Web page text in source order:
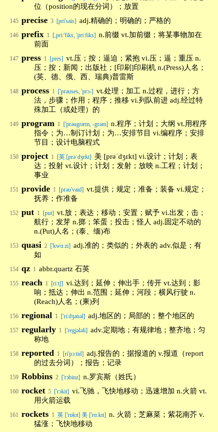
位（position的现在分词）；放置
145 precise 3 [pri'sais] adj.精确的；明确的；严格的
146 prefix 1 [,pri:'fiks, 'pri:fiks] n.前缀 vt.加前缀；将某事物加在
前面
147 press 1 [pres] vt.压；按；逼迫；紧抱 vi.压；逼；重压 n.
压；按；新闻；出版社；[印刷]印刷机 n.(Press)人名；
(英、德、俄、西、瑞典)普雷斯
148 process 1 ['prəuses, 'prɔ-] vt.处理；加工 n.过程，进行；方
法，步骤；作用；程序；推移 vi.列队前进 adj.经过特
殊加工（或处理）的
149 program 1 ['prəugræm, -grəm] n.程序；计划；大纲 vt.用程序
指令；为…制订计划；为…安排节目 vi.编程序；安排
节目；设计电脑程式
150 project 1 [英 [prəˈdʒekt] 美 [prəˈdʒɛkt] vi.设计；计划；表
达；投射 vt.设计；计划；发射；放映 n.工程；计划；
事业
151 provide 1 [prəu'vaid] vt.提供；规定；准备；装备 vi.规定；
抚养；作准备
152 put 1 [put] vt.放；表达；移动；安置；赋予 vi.出发；击；
航行；发芽 n.掷；笨蛋；投击；怪人 adj.固定不动的
n.(Put)人名；(泰、缅)布
153 quasi 2 ['kwɑːzi] adj.准的；类似的；外表的 adv.似是；有
如
154 qz 1 abbr.quartz 石英
155 reach 1 [ri:tʃ] vi.达到；延伸；伸出手；传开 vt.达到；影
响；抵达；伸出 n.范围；延伸；河段；横风行驶 n.
(Reach)人名；(柬)列
156 regional 1 ['ri:dʒənəl] adj.地区的；局部的；整个地区的
157 regularly 1 ['regjələli] adv.定期地；有规律地；整齐地；匀
称地
158 reported 1 [ri'pɔ:tid] adj.报告的；据报道的 v.报道（report
的过去分词）；报告；记录
159 Robbins 2 ['rɔbinz] n.罗宾斯（姓氏）
160 rocket 5 ['rɔkit] vi.飞驰，飞快地移动；迅速增加 n.火箭 vt.
用火箭运载
161 rockets 1 英 ['rɒkɪt] 美 ['rɑːkɪt] n. 火箭；芝麻菜；紫花南芥 v.
猛涨；飞快地移动